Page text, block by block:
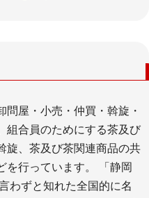
屋・小売・仲買・斡旋・
組合員のためにする茶及び
旋、茶及び茶関連商品の共
を行っています。 「静岡
わずと知れた全国的に名